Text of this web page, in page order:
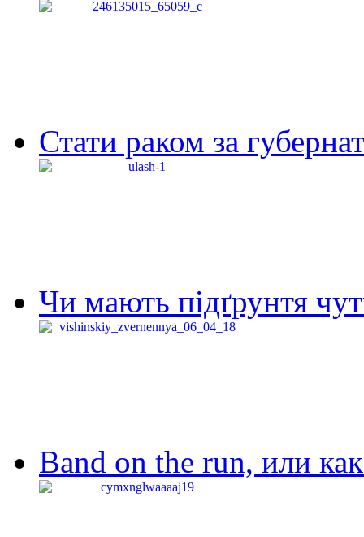
Стати раком за
Чи мають підґрунтя
Band on the run, или